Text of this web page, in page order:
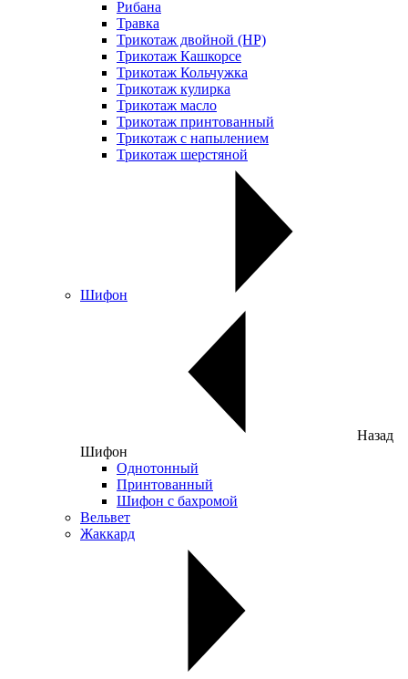
Рибана
Травка
Трикотаж двойной (НР)
Трикотаж Кашкорсе
Трикотаж Кольчужка
Трикотаж кулирка
Трикотаж масло
Трикотаж принтованный
Трикотаж с напылением
Трикотаж шерстяной
Шифон
Назад
Шифон
Однотонный
Принтованный
Шифон с бахромой
Вельвет
Жаккард